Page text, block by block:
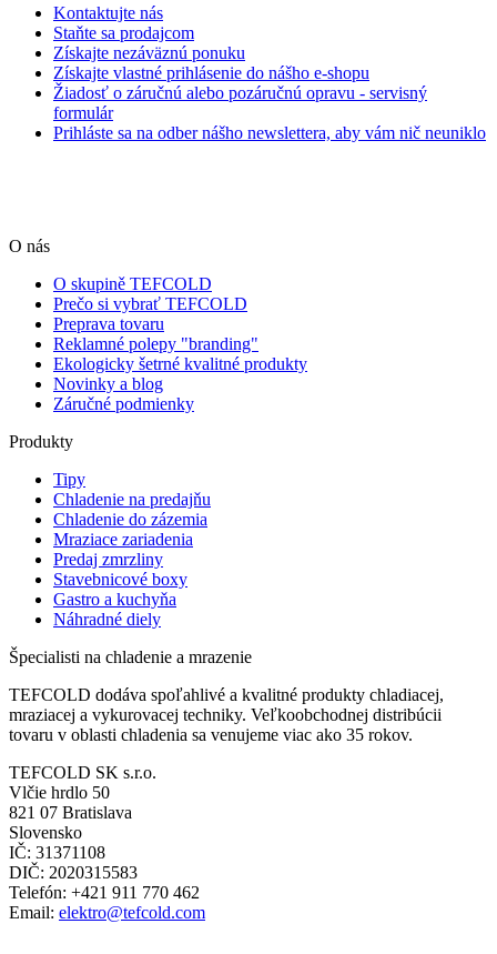
Kontaktujte nás
Staňte sa prodajcom
Získajte nezáväznú ponuku
Získajte vlastné prihlásenie do nášho e-shopu
Žiadosť o záručnú alebo pozáručnú opravu - servisný
formulár
Prihláste sa na odber nášho newslettera, aby vám nič neuniklo
O nás
O skupině TEFCOLD
Prečo si vybrať TEFCOLD
Preprava tovaru
Reklamné polepy "branding"
Ekologicky šetrné kvalitné produkty
Novinky a blog
Záručné podmienky
Produkty
Tipy
Chladenie na predajňu
Chladenie do zázemia
Mraziace zariadenia
Predaj zmrzliny
Stavebnicové boxy
Gastro a kuchyňa
Náhradné diely
Špecialisti na chladenie a mrazenie
TEFCOLD dodáva spoľahlivé a kvalitné produkty chladiacej,
mraziacej a vykurovacej techniky. Veľkoobchodnej distribúcii
tovaru v oblasti chladenia sa venujeme viac ako 35 rokov.
TEFCOLD SK s.r.o.
Vlčie hrdlo 50
821 07 Bratislava
Slovensko
IČ: 31371108
DIČ: 2020315583
Telefón: +421 911 770 462
Email: elektro@tefcold.com